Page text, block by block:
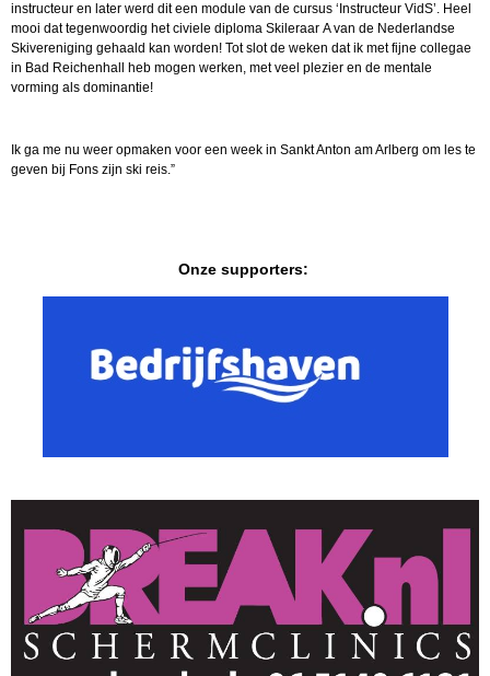
instructeur en later werd dit een module van de cursus ‘Instructeur VidS’. Heel
mooi dat tegenwoordig het civiele diploma Skileraar A van de Nederlandse
Skivereniging gehaald kan worden! Tot slot de weken dat ik met fijne collegae
in Bad Reichenhall heb mogen werken, met veel plezier en de mentale
vorming als dominantie!
Ik ga me nu weer opmaken voor een week in Sankt Anton am Arlberg om les te
geven bij Fons zijn ski reis.”
Onze supporters: